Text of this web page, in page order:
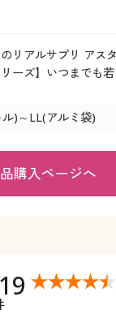
制服
からのご注文
制服
ント
リアルサプリ アス
リーズ】いつまでも
)～LL(アルミ袋)
購入ページへ